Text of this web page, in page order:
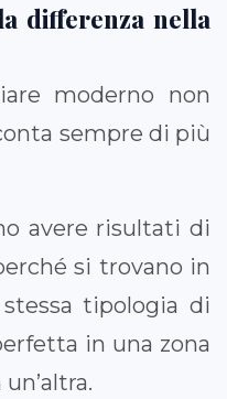
differenza nella
moderno non
sempre di più
avere risultati di
si trovano in
tipologia di
in una zona